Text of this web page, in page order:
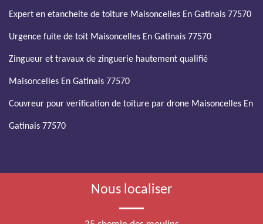
Expert en etancheite de toiture Maisoncelles En Gatinais 77570
Urgence fuite de toit Maisoncelles En Gatinais 77570
Zingueur et travaux de zinguerie hautement qualifié
Maisoncelles En Gatinais 77570
Couvreur pour verification de toiture par drone Maisoncelles En
Gatinais 77570
Nous localiser